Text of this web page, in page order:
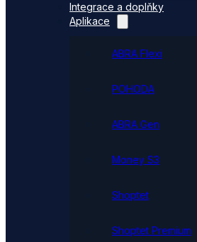
Integrace a doplňky
Aplikace
ABRA Flexi
POHODA
ABRA Gen
Money S3
Shoptet
Shoptet Premium